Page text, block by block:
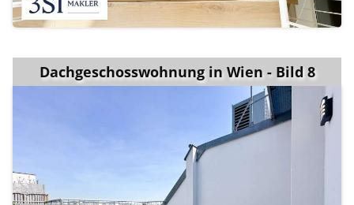
Dachgeschosswohnung in Wien - Bild 8